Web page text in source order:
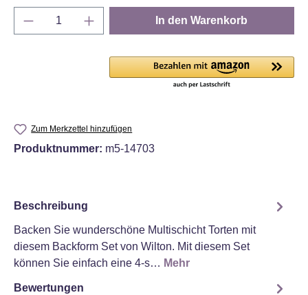
Produkt Anzahl: Gib den gewünschten
In den Warenkorb
Zum Merkzettel hinzufügen
Produktnummer: m5-14703
Beschreibung
Backen Sie wunderschöne Multischicht Torten mit
diesem Backform Set von Wilton. Mit diesem Set
können Sie einfach eine 4-s… Mehr
Bewertungen